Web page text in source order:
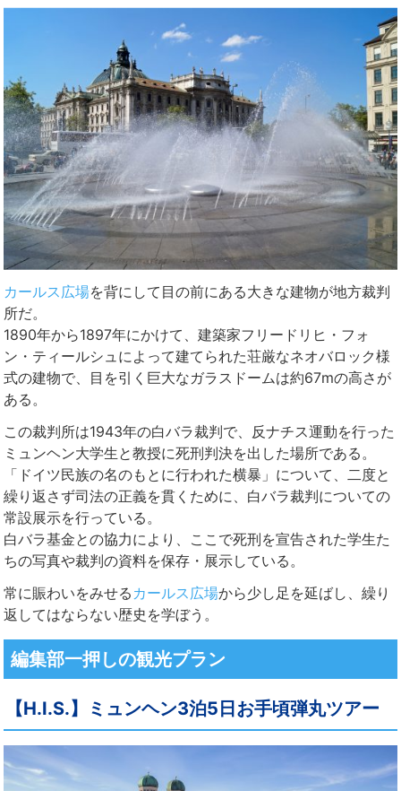
カールス広場を背にして目の前にある大きな建物が地方裁判
所だ。
1890年から1897年にかけて、建築家フリードリヒ・フォ
ン・ティールシュによって建てられた荘厳なネオバロック様
式の建物で、目を引く巨大なガラスドームは約67mの高さが
ある。
この裁判所は1943年の白バラ裁判で、反ナチス運動を行った
ミュンヘン大学生と教授に死刑判決を出した場所である。
「ドイツ民族の名のもとに行われた横暴」について、二度と
繰り返さず司法の正義を貫くために、白バラ裁判についての
常設展示を行っている。
白バラ基金との協力により、ここで死刑を宣告された学生た
ちの写真や裁判の資料を保存・展示している。
常に賑わいをみせる カールス広場から少し足を延ばし、繰り
返してはならない歴史を学ぼう。
編集部一押しの観光プラン
【H.I.S.】ミュンヘン3泊5日お手頃弾丸ツアー